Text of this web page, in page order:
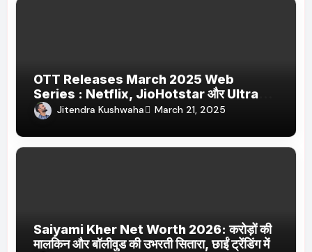
OTT Releases March 2025 Web
Series : Netflix, JioHotstar और Ultra
Jhakaas पर नई वेब सीरीज और फिल्में
Jitendra Kushwaha March 21, 2025
Saiyami Kher Net Worth 2026: करोड़ों की
मालकिन और बॉलीवुड की उभरती सितारा, छाईं ट्रेंडिंग में